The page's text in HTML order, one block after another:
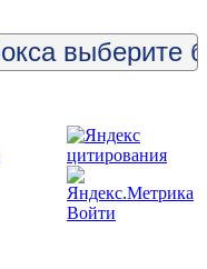
Войти